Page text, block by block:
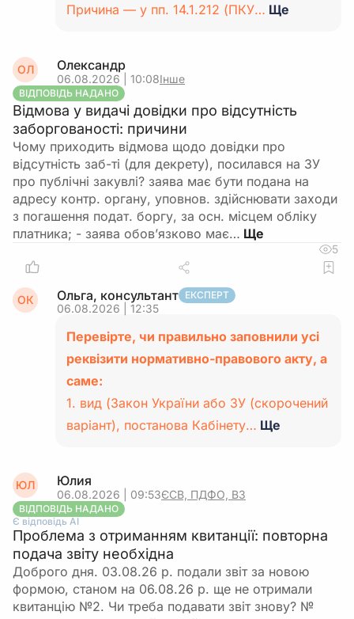
Причина — у пп. 14.1.212 (ПКУ… Ще
ОЛ Олександр
06.08.2026 | 10:08Інше
ВІДПОВІДЬ НАДАНО
Відмова у видачі довідки про відсутність
заборгованості: причини
Чому приходить відмова щодо довідки про
відсутність заб-ті (для декрету), посилався на ЗУ
про публічні закувлі? заява має бути подана на
адресу контр. органу, уповнов. здійснювати заходи
з погашення подат. боргу, за осн. місцем обліку
платника; - заява обов’язково має…
5
ОК Ольга, консультант ЕКСПЕРТ
06.08.2026 | 12:35
Перевірте, чи правильно заповнили усі
реквізити нормативно-правового акту, а
саме:
1. вид (Закон України або ЗУ (скорочений
варіант), постанова Кабінету… Ще
ЮЛ Юлия
06.08.2026 | 09:53ЄСВ, ПДФО, ВЗ
ВІДПОВІДЬ НАДАНО
Є відповідь АІ
Проблема з отриманням квитанції: повторна
подача звіту необхідна
Доброго дня. 03.08.26 р. подали звіт за новою
формою, станом на 06.08.26 р. ще не отримали
квитанцію №2. Чи треба подавати звіт знову? №